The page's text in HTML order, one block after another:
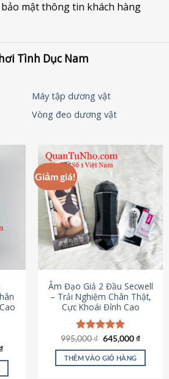
mật thông tin khách hàng
Tình Dục Nam
Máy tập dương vật
Vòng đeo dương vật
Giá
tại
Giảm giá!
Âm Đạo Giả 2 Đầu Secwell
– Trải Nghiệm Chân Thật,
Cực Khoái Đỉnh Cao
Được xếp
hạng4.88
5 sao
995,000₫ Giá
là:
995,000 ₫.
645,000₫Giá
tại
THÊM VÀO GIỎ HÀNG